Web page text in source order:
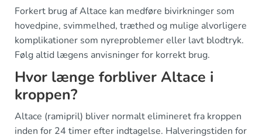
Forkert brug af Altace kan medføre bivirkninger som
hovedpine, svimmelhed, træthed og mulige alvorligere
komplikationer som nyreproblemer eller lavt blodtryk.
Følg altid lægens anvisninger for korrekt brug.
Hvor længe forbliver Altace i
kroppen?
Altace (ramipril) bliver normalt elimineret fra kroppen
inden for 24 timer efter indtagelse. Halveringstiden for